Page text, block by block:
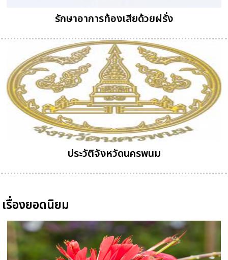
รักษาอาการท้องเสียด้วยฝรั่ง
ประวัติจังหวัดนครพนม
เรื่องยอดนิยม